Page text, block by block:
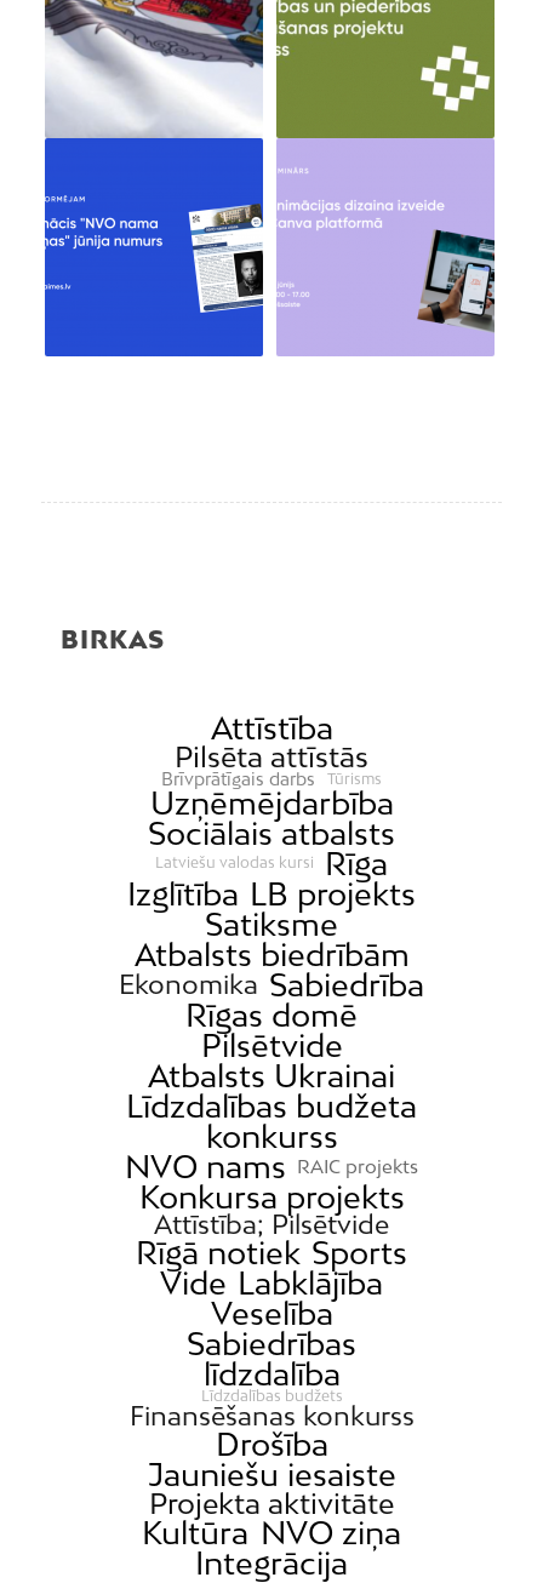
BIRKAS
Attīstība
Pilsēta attīstās
Brīvprātīgais darbs Tūrisms
Uzņēmējdarbība
Sociālais atbalsts
Latviešu valodas kursi
Rīga
Izglītība LB projekts
Satiksme
Atbalsts biedrībām
Ekonomika Sabiedrība
Rīgas domē
Pilsētvide
Atbalsts Ukrainai
Līdzdalības budžeta
konkurss
NVO nams
RAIC projekts
Konkursa projekts
Attīstība; Pilsētvide
Rīgā notiek Sports
Vide Labklājība
Veselība
Sabiedrības
līdzdalība
Līdzdalības budžets
Finansēšanas konkurss
Drošība
Jauniešu iesaiste
Projekta aktivitāte
Kultūra NVO ziņa
Integrācija